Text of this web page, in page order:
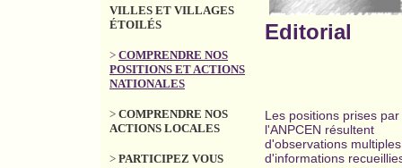
VILLES ET VILLAGES
ÉTOILÉS
> COMPRENDRE NOS
POSITIONS ET ACTIONS
NATIONALES
> COMPRENDRE NOS
ACTIONS LOCALES
> PARTICIPEZ VOUS
Editorial
Les positions prises par
l'ANPCEN résultent
d'observations
d'informations